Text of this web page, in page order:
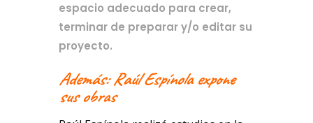
espacio adecuado para crear,
terminar de preparar y/o editar su
proyecto.
Además: Raúl Espínola expone
sus obras